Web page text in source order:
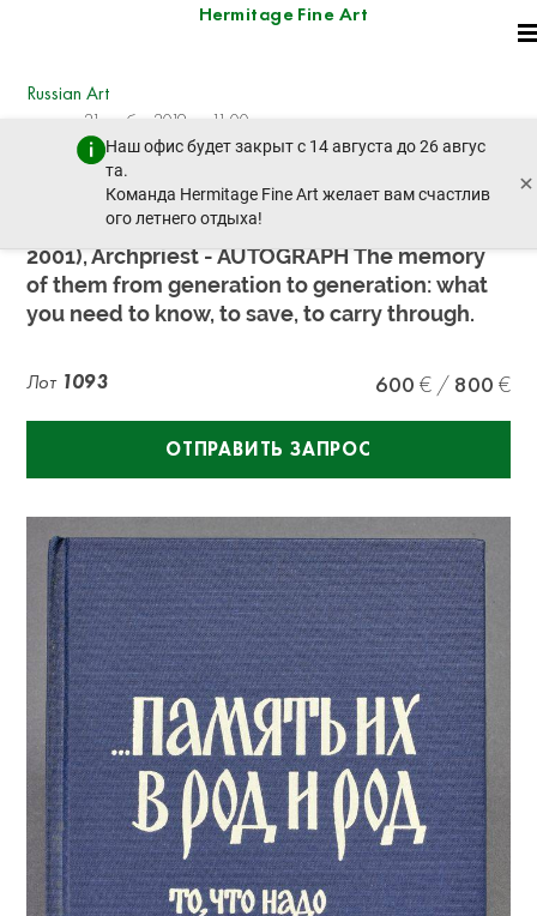
Hermitage Fine Art
Наш офис будет закрыт с 14 августа до 26 авгус
та.
Команда Hermitage Fine Art желает вам счастлив
ого летнего отдыха!
×
Russian Art
четверг, 21 ноября 2019 г. - 11:00
пред. лот след. лот
KISELEV ALEXANDER NIKOLAEVICH (1909-
2001), Archpriest - AUTOGRAPH The memory
of them from generation to generation: what
you need to know, to save, to carry through.
Лот 1093 600 800
ОТПРАВИТЬ ЗАПРОС